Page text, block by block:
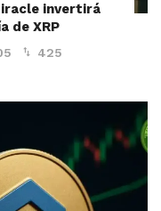
invertirá
de XRP
425